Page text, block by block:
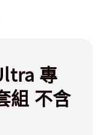
專
組 不含